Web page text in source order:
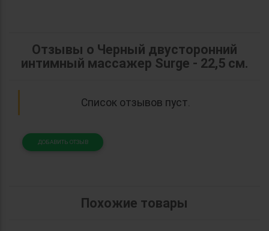
Отзывы о Черный двусторонний
интимный массажер Surge - 22,5 см.
Список отзывов пуст.
ДОБАВИТЬ ОТЗЫВ
Похожие товары